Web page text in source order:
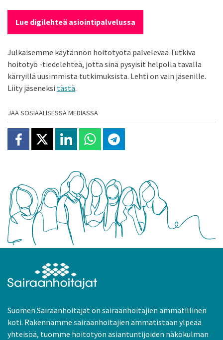
Lue digilehteä asiointipalvelussa
Julkaisemme käytännön hoitotyötä palvelevaa Tutkiva
hoitotyö -tiedelehteä, jotta sinä pysyisit helpolla tavalla
kärryillä uusimmista tutkimuksista. Lehti on vain jäsenille.
Liity jäseneksi tästä.
JAA SOSIAALISESSA MEDIASSA
Jaa Facebookissa
Jaa X:ssäJaa Linkedinissä
Jaa Whatsappissa
Jaa Telegramissa
Suomen Sairaanhoitajat on sairaanhoitajien ammatillinen
koti. Rakennamme sairaanhoitajien ammatistaan ylpeää
yhteisöä, tuomme hoitotyön asiantuntijoiden näkökulman